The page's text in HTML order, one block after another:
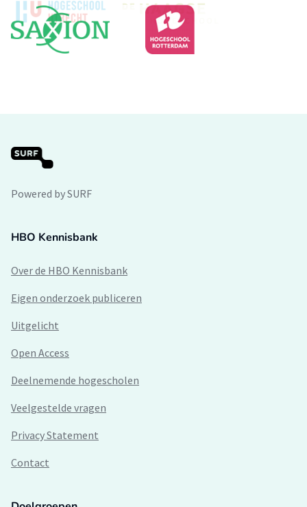
Powered by SURF
HBO Kennisbank
Over de HBO Kennisbank
Eigen onderzoek publiceren
Uitgelicht
Open Access
Deelnemende hogescholen
Veelgestelde vragen
Privacy Statement
Contact